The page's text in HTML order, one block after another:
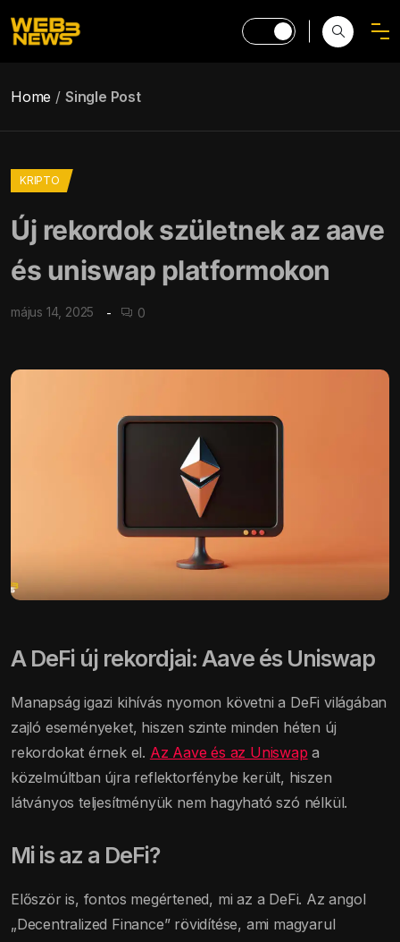
Home Single Post
KRIPTO
Új rekordok születnek az aave
és uniswap platformokon
május 14, 2025 0
A DeFi új rekordjai: Aave és Uniswap
Manapság igazi kihívás nyomon követni a DeFi világában
zajló eseményeket, hiszen szinte minden héten új
rekordokat érnek el. Az Aave és az Uniswap a
közelmúltban újra reflektorfénybe került, hiszen
látványos teljesítményük nem hagyható szó nélkül.
Mi is az a DeFi?
Először is, fontos megértened, mi az a DeFi. Az angol
„Decentralized Finance” rövidítése, ami magyarul